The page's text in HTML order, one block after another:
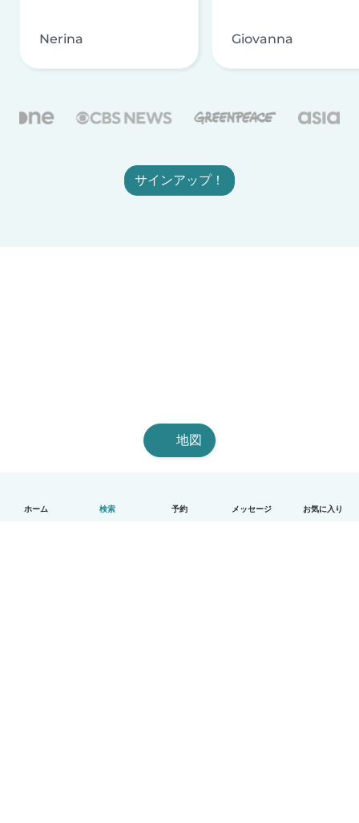
ホーム 検索 予約 メッセージ お気に入り
Nerina Giovanna
サインアップ！
地図